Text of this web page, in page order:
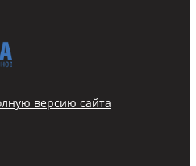
версию сайта